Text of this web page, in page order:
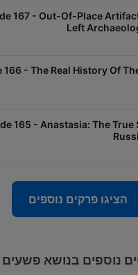
167 - Out-Of-Place
Left
166 - The Real History Of
165 - Anastasia: The True
הציגו פרקים נוספים
נוספים בנושא פשעים